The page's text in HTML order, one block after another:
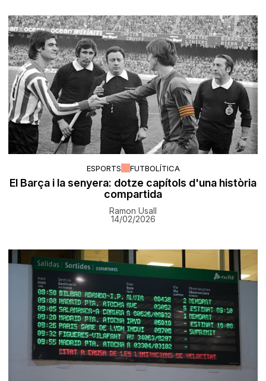
ESPORTS FUTBOLÍTICA
El Barça i la senyera: dotze capítols d'una història
compartida
Ramon Usall
14/02/2026